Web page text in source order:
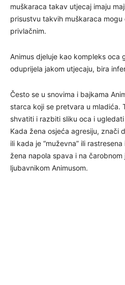
muškaraca takav utjecaj imaju
prisustvu takvih muškaraca mogu
privlačnim.
Animus djeluje kao kompleks oca
oduprijela jakom utjecaju, bira
Često se u snovima i bajkama
starca koji se pretvara u mladića.
shvatiti i razbiti sliku oca i
Kada žena osjeća agresiju, znači
ili kada je “muževna” ili
žena napola spava i na
ljubavnikom Animusom.